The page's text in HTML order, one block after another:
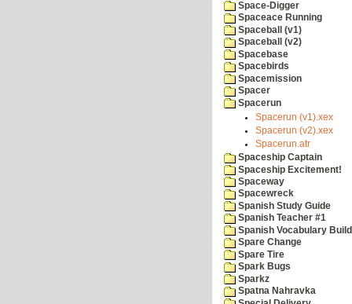
Space-Digger
Spaceace Running
Spaceball (v1)
Spaceball (v2)
Spacebase
Spacebirds
Spacemission
Spacer
Spacerun
Spacerun (v1).xex
Spacerun (v2).xex
Spacerun.atr
Spaceship Captain
Spaceship Excitement!
Spaceway
Spacewreck
Spanish Study Guide
Spanish Teacher #1
Spanish Vocabulary
Spare Change
Spare Tire
Spark Bugs
Sparkz
Spatna Nahravka